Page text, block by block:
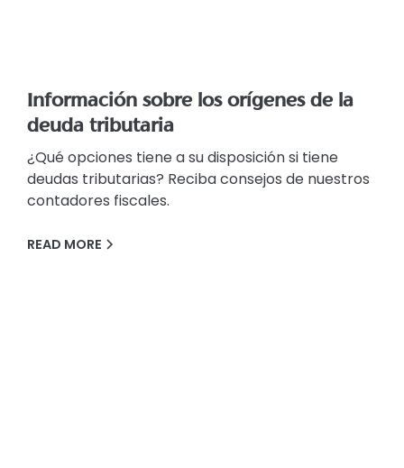
Información sobre los orígenes de la
deuda tributaria
¿Qué opciones tiene a su disposición si tiene
deudas tributarias? Reciba consejos de nuestros
contadores fiscales.
READ MORE